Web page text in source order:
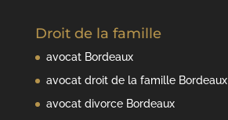
Droit de la famille
avocat Bordeaux
avocat droit de la famille Bordeaux
avocat divorce Bordeaux